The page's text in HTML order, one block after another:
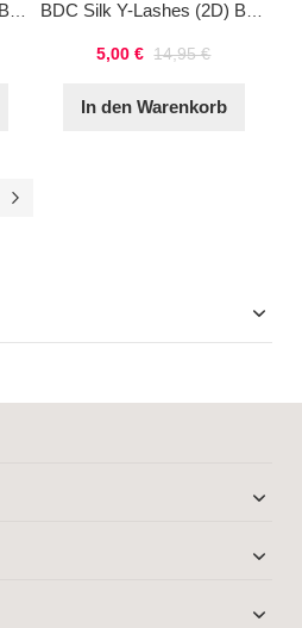
BDC Silk Y-Lashes (2D) B-Curl 0,15 Mix BDC Silk Y-Lashes (2D) B-Curl 0,15 8mm
5,00 € 14,95 €
In den Warenkorb